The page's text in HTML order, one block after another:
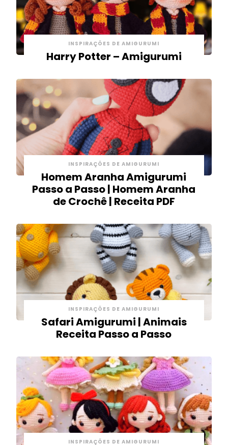
INSPIRAÇÕES DE AMIGURUMI
Harry Potter – Amigurumi
INSPIRAÇÕES DE AMIGURUMI
Homem Aranha Amigurumi
Passo a Passo | Homem Aranha
de Crochê | Receita PDF
INSPIRAÇÕES DE AMIGURUMI
Safari Amigurumi | Animais
Receita Passo a Passo
INSPIRAÇÕES DE AMIGURUMI